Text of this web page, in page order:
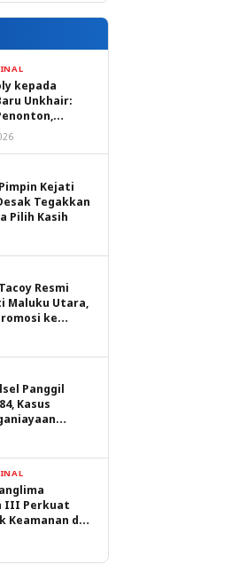
kepada
Unkhair:
Masa
dan Maluku
Kejati
Tegakkan
Pilih Kasih
Resmi
Maluku Utara,
ke
Panggil
Kasus
III Perkuat
Keamanan dan
Malut